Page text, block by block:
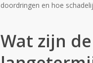
doordringen en hoe
Wat zijn